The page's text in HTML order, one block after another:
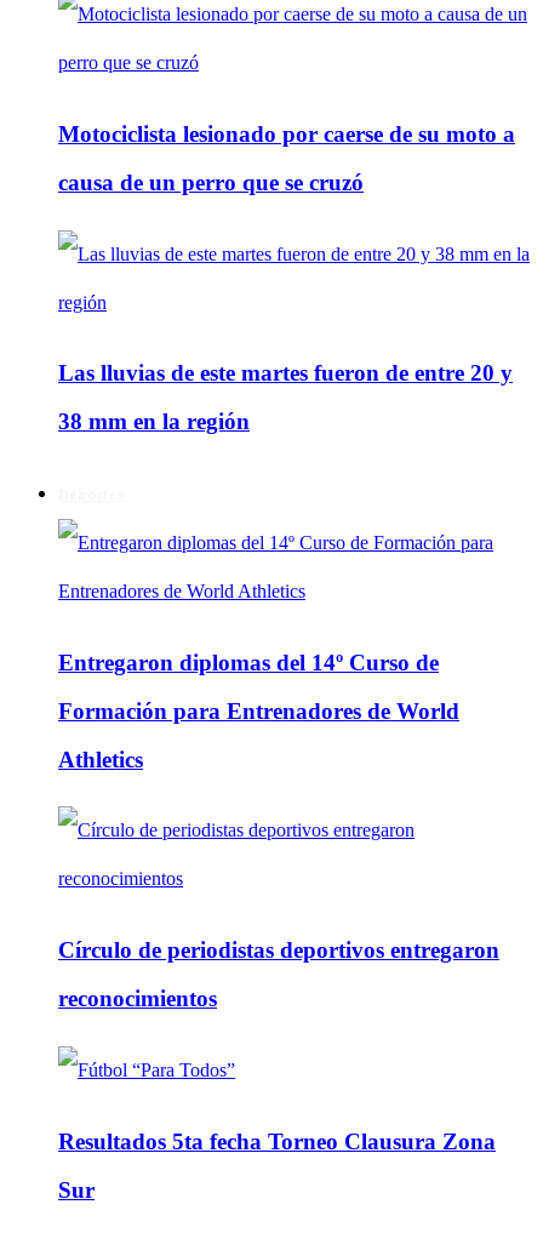
Motociclista lesionado por caerse de su moto a
causa de un perro que se cruzó
Las lluvias de este martes fueron de entre 20 y
38 mm en la región
Entregaron diplomas del 14º Curso de
Formación para Entrenadores de World
Athletics
Círculo de periodistas deportivos entregaron
reconocimientos
Resultados 5ta fecha Torneo Clausura Zona
Sur